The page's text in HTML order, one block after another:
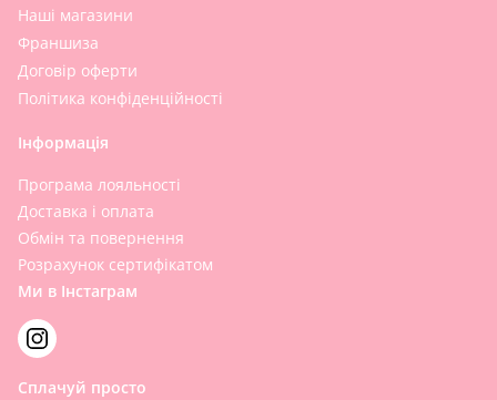
Наші магазини
Франшиза
Договір оферти
Політика конфіденційності
Інформація
Програма лояльності
Доставка і оплата
Обмін та повернення
Розрахунок сертифікатом
Ми в Інстаграм
Сплачуй просто